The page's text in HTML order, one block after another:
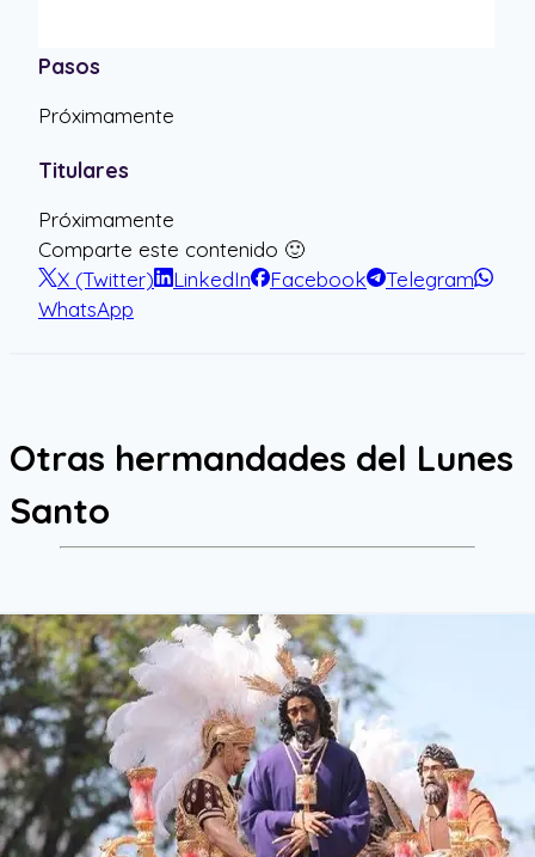
Pasos
Próximamente
Titulares
Próximamente
Comparte este contenido 🙂
X (Twitter)
LinkedIn Facebook
Telegram
WhatsApp
Otras hermandades del Lunes
Santo